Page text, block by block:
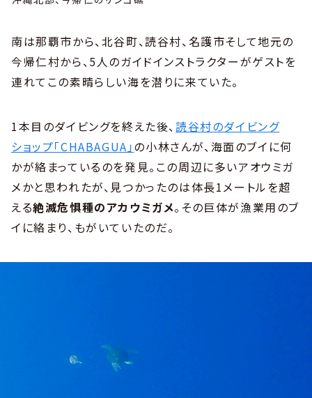
南は那覇市から、北谷町、読谷村、名護市そして地元の
今帰仁村から、5人のガイドインストラクターがゲストを
連れてこの素晴らしい海を潜りに来ていた。
1本目のダイビングを終えた後、読谷村のダイビング
ショップ「CHABAGUA」の小林さんが、海面のブイに何
かが絡まっているのを発見。この周辺に多いアオウミガ
メかと思われたが、見つかったのは体長1メートルを超
える絶滅危惧種のアカウミガメ。その巨体が漁業用のブ
イに絡まり、もがいていたのだ。